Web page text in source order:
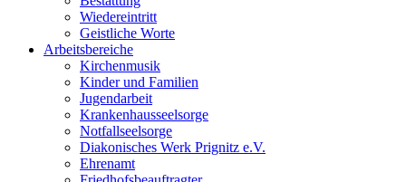
Wiedereintritt
Geistliche Worte
Arbeitsbereiche
Kirchenmusik
Kinder und Familien
Jugendarbeit
Krankenhausseelsorge
Notfallseelsorge
Diakonisches Werk Prignitz e.V.
Ehrenamt